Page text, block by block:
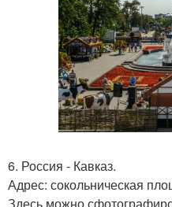
6. Россия - Кавказ.
Адрес: сокольническая